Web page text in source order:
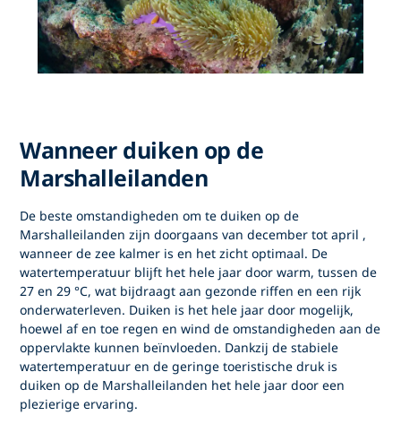
Wanneer duiken op de
Marshalleilanden
De beste omstandigheden omte duiken op de
Marshalleilanden zijn doorgaans vandecember tot april ,
wanneer de zee kalmer is en het zicht optimaal. De
watertemperatuur blijft het hele jaar door warm, tussen de
27 en 29 °C, wat bijdraagt aan gezonde riffen en een rijk
onderwaterleven. Duiken is het hele jaar door mogelijk,
hoewel af en toe regen en wind de omstandigheden aan de
oppervlakte kunnen beïnvloeden. Dankzij de stabiele
watertemperatuur en de geringe toeristische druk is
duiken op de Marshalleilanden het hele jaar door een
plezierige ervaring.